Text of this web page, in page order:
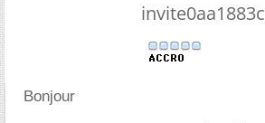
invite0aa1883c
Bonjour